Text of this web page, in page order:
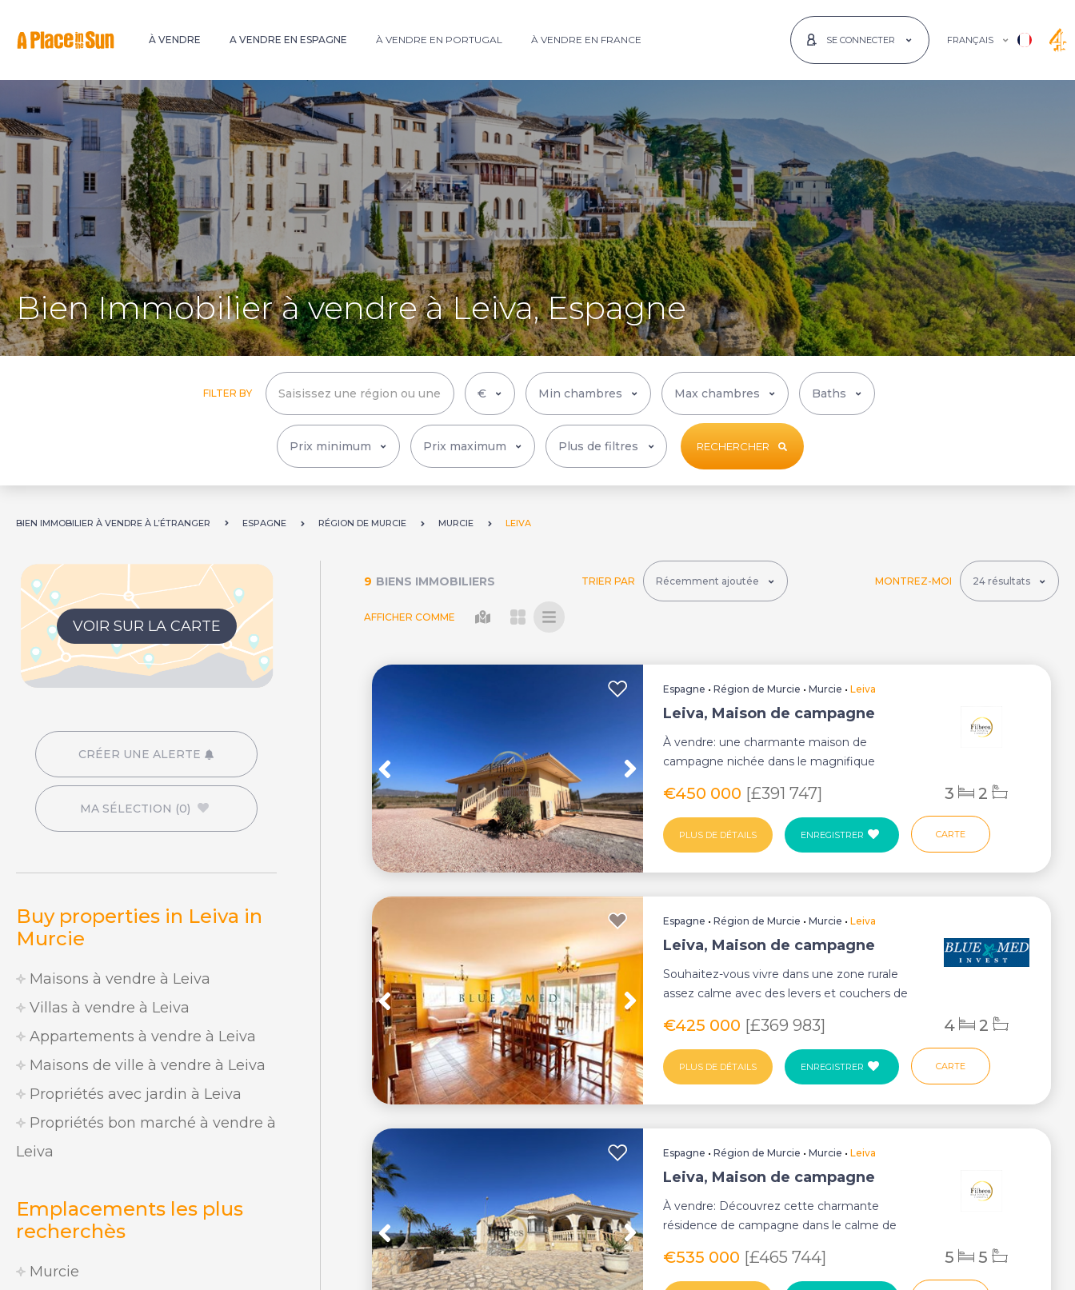
À VENDRE A VENDRE EN ESPAGNE À VENDRE EN PORTUGAL À VENDRE EN FRANCE SE CONNECTER FRANÇAIS
Bien Immobilier à vendre à Leiva, Espagne
FILTER BY
Plus de filtres RECHERCHER
BIEN IMMOBILIER À VENDRE À L’ÉTRANGER ESPAGNE RÉGION DE MURCIE MURCIE LEIVA
VOIR SUR LA CARTE
CRÉER UNE ALERTE
MA SÉLECTION (0)
Buy properties in Leiva in
Murcie
Maisons à vendre à Leiva
Villas à vendre à Leiva
Appartements à vendre à Leiva
Maisons de ville à vendre à Leiva
Propriétés avec jardin à Leiva
Propriétés bon marché à vendre à
Leiva
Emplacements les plus
recherchès
Murcie
9 BIENS IMMOBILIERS TRIER PAR MONTREZ-MOI
AFFICHER COMME
Espagne •Région de Murcie •Murcie •Leiva
Leiva, Maison de campagne
À vendre: une charmante maison de
campagne nichée dans le magnifique
€450 000 [£391 747] 3 2
PLUS DE DÉTAILS ENREGISTRER CARTE
Espagne •Région de Murcie •Murcie •Leiva
Leiva, Maison de campagne
Souhaitez-vous vivre dans une zone rurale
assez calme avec des levers et couchers de
€425 000 [£369 983] 4 2
PLUS DE DÉTAILS ENREGISTRER CARTE
Espagne •Région de Murcie •Murcie •Leiva
Leiva, Maison de campagne
À vendre: Découvrez cette charmante
résidence de campagne dans le calme de
€535 000 [£465 744] 5 5